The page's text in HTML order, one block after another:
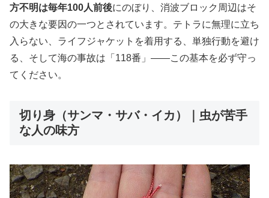
方不明は毎年100人前後にのぼり、消波ブロック周辺はそ
の大きな要因の一つとされています。テトラに無理に立ち
入らない、ライフジャケットを着用する、単独行動を避け
る、そして海の事故は「118番」——この基本を必ず守っ
てください。
切り身（サンマ・サバ・イカ）｜虫が苦手
な人の味方